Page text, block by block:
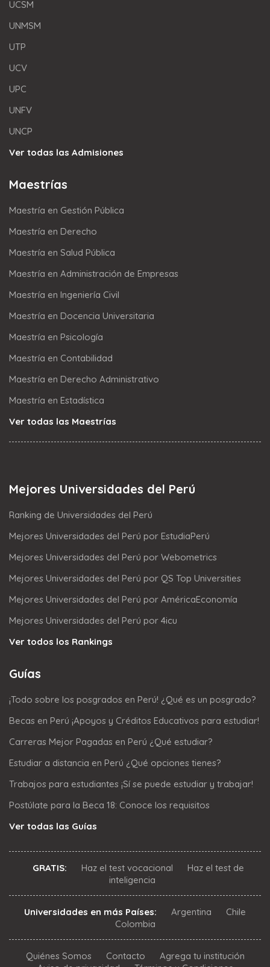
UCSM
UNMSM
UTP
UCV
UPC
UNFV
UNCP
Ver todas las Admisiones
Maestrías
Maestría en Gestión Pública
Maestría en Derecho
Maestría en Salud Pública
Maestría en Administración de Empresas
Maestría en Ingeniería Civil
Maestría en Docencia Universitaria
Maestría en Psicología
Maestría en Contabilidad
Maestría en Derecho Administrativo
Maestría en Estadística
Ver todas las Maestrías
Mejores Universidades del Perú
Ranking de Universidades del Perú
Mejores Universidades del Perú por EstudiaPerú
Mejores Universidades del Perú por Webometrics
Mejores Universidades del Perú por QS Top Universities
Mejores Universidades del Perú por AméricaEconomía
Mejores Universidades del Perú por 4icu
Ver todos los Rankings
Guías
¡Todo sobre los posgrados en Perú! ¿Qué es un posgrado?
Becas en Perú ¡Apoyos y Créditos Educativos para estudiar!
Carreras Mejor Pagadas en Perú ¿Qué estudiar?
Estudiar a distancia en Perú ¿Qué opciones tienes?
Trabajos para estudiantes ¡Sí se puede estudiar y trabajar!
Postúlate para la Beca 18: Conoce los requisitos
Ver todas las Guías
GRATIS: Haz el test vocacional
Haz el test de
inteligencia
Universidades en más Países: Argentina
Chile
Colombia
Quiénes Somos Contacto
Agrega tu institución